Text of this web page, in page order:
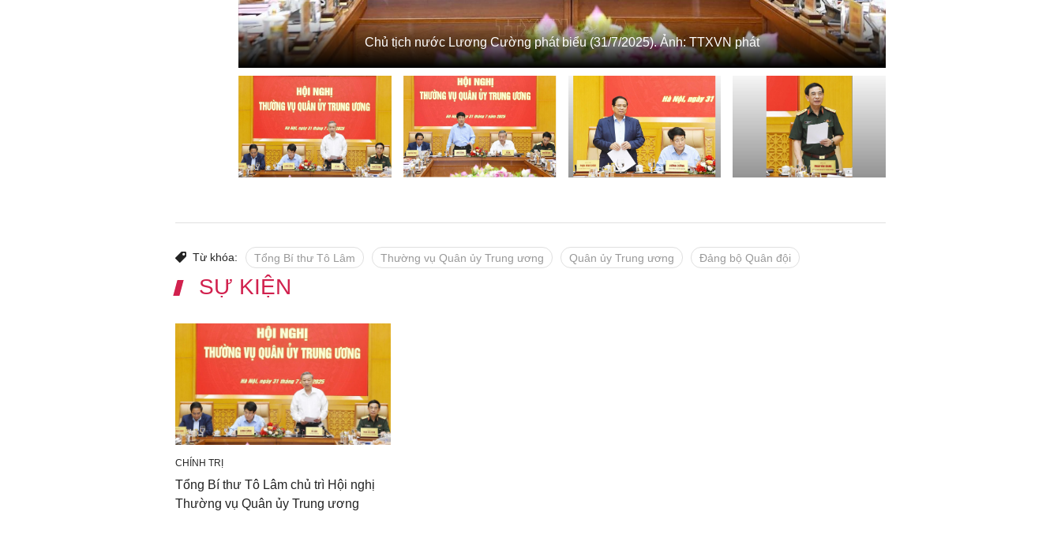
Chủ tịch nước Lương Cường phát biểu (31/7/2025). Ảnh: TTXVN phát
Từ khóa: Tổng Bí thư Tô Lâm Thường vụ Quân ủy Trung ương Quân ủy Trung ương Đảng bộ Quân đội
SỰ KIỆN
CHÍNH TRỊ
Tổng Bí thư Tô Lâm chủ trì Hội nghị
Thường vụ Quân ủy Trung ương